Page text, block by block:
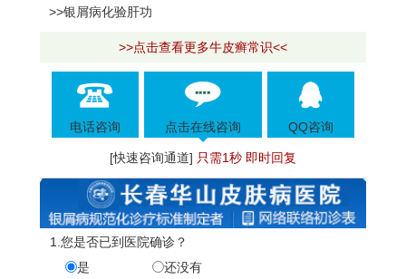
>>银屑病化验肝功
>>点击查看更多牛皮癣常识<<
电话咨询 点击在线咨询 QQ咨询
[快速咨询通道] 只需1秒 即时回复
1.您是否已到医院确诊？
是
还没有